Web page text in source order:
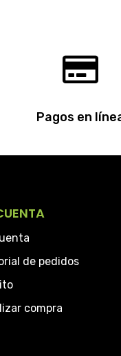
Pagos en
de pedidos
compra